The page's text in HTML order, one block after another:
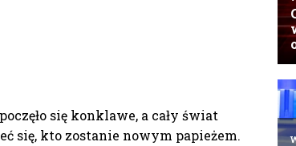
się konklawe, a cały świat
się, kto zostanie nowym papieżem.